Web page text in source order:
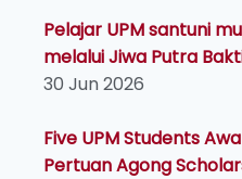
Pelajar UPM santuni
melalui Jiwa Putra
30 Jun 2026
Five UPM Students
Pertuan Agong